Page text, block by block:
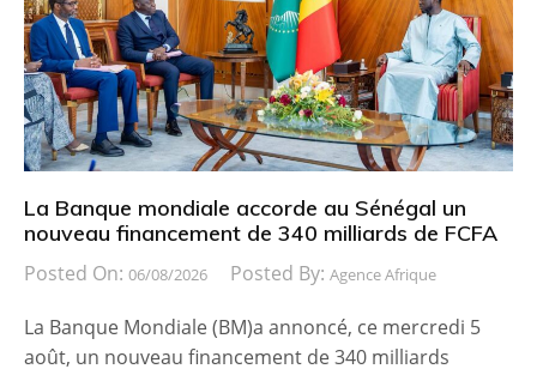
La Banque mondiale accorde au Sénégal un
nouveau financement de 340 milliards de FCFA
Posted On: 06/08/2026 Posted By: Agence Afrique
La Banque Mondiale (BM)a annoncé, ce mercredi 5
août, un nouveau financement de 340 milliards